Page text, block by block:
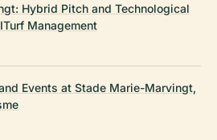
Hybrid Pitch and Technological
Management
Events at Stade Marie-Marvingt,